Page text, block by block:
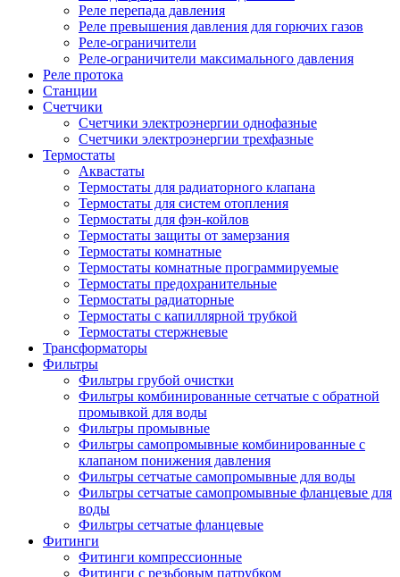
Реле перепада давления
Реле превышения давления для горючих газов
Реле-ограничители
Реле-ограничители максимального давления
Реле протока
Станции
Счетчики
Счетчики электроэнергии однофазные
Счетчики электроэнергии трехфазные
Термостаты
Аквастаты
Термостаты для радиаторного клапана
Термостаты для систем отопления
Термостаты для фэн-койлов
Термостаты защиты от замерзания
Термостаты комнатные
Термостаты комнатные программируемые
Термостаты предохранительные
Термостаты радиаторные
Термостаты с капиллярной трубкой
Термостаты стержневые
Трансформаторы
Фильтры
Фильтры грубой очистки
Фильтры комбинированные сетчатые с обратной
промывкой для воды
Фильтры промывные
Фильтры самопромывные комбинированные с
клапаном понижения давления
Фильтры сетчатые самопромывные для воды
Фильтры сетчатые самопромывные фланцевые для
воды
Фильтры сетчатые фланцевые
Фитинги
Фитинги компрессионные
Фитинги с резьбовым патрубком